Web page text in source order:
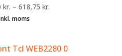
kr. – 618,75 kr.